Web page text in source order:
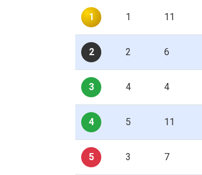
1 1 11
2 2 6
3 4 4
4 5 11
5 3 7